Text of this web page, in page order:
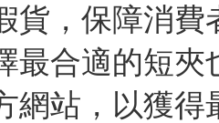
貨，保障消
最合適的短
網站，以獲